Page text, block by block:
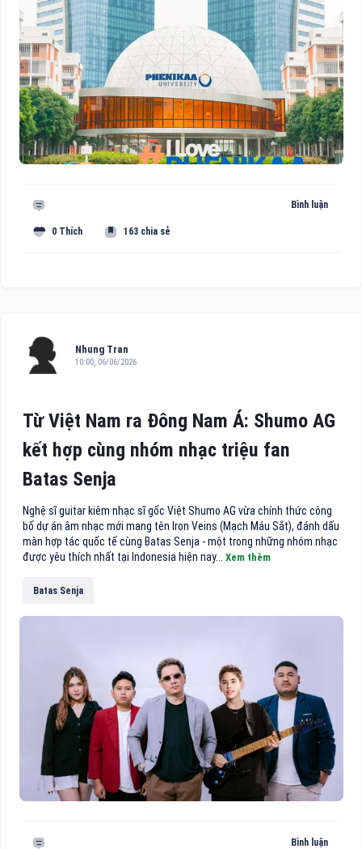
Bình luận
0 Thích 163 chia sẻ
Nhung Tran
10:00, 06/06/2026
Từ Việt Nam ra Đông Nam Á: Shumo AG
kết hợp cùng nhóm nhạc triệu fan
Batas Senja
Nghệ sĩ guitar kiêm nhạc sĩ gốc Việt Shumo AG vừa chính thức công
bố dự án âm nhạc mới mang tên Iron Veins (Mạch Máu Sắt), đánh dấu
màn hợp tác quốc tế cùng Batas Senja - một trong những nhóm nhạc
được yêu thích nhất tại Indonesia hiện nay... Xem thêm
Batas Senja
Bình luận